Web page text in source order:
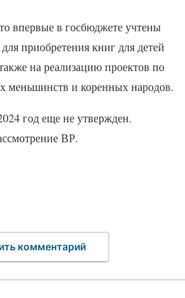
впервые в госбюджете учтены
приобретения книг для детей
на реализацию проектов по
меньшинств и коренных народов.
год еще не утвержден.
ВР.
комментарий